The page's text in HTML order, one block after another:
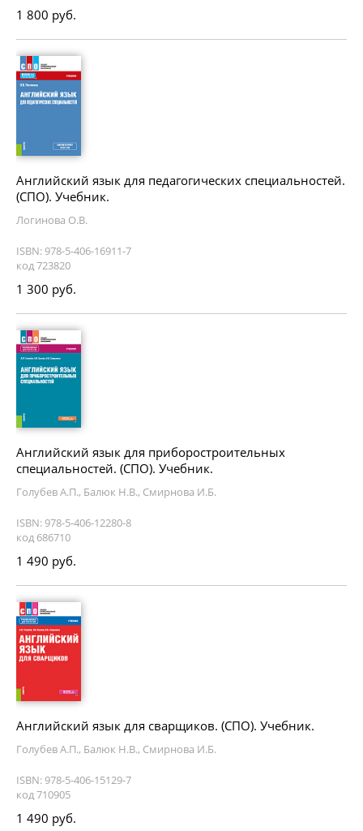
1 800 руб.
Английский язык для педагогических специальностей.
(СПО). Учебник.
Логинова О.В.
ISBN: 978-5-406-16911-7
код 723820
1 300 руб.
Английский язык для приборостроительных
специальностей. (СПО). Учебник.
Голубев А.П., Балюк Н.В., Смирнова И.Б.
ISBN: 978-5-406-12280-8
код 686710
1 490 руб.
Английский язык для сварщиков. (СПО). Учебник.
Голубев А.П., Балюк Н.В., Смирнова И.Б.
ISBN: 978-5-406-15129-7
код 710905
1 490 руб.